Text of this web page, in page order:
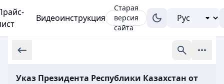
Видеоинструкция
Старая
версия
сайта
Указ Президента Республики Казахстан от